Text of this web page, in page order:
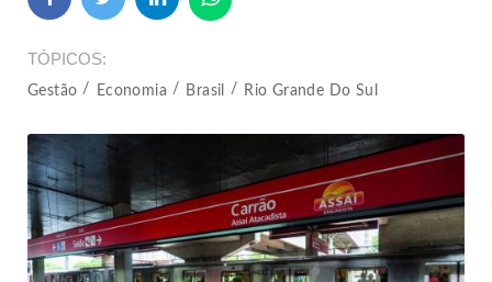
TÓPICOS
Gestão Economia Brasil Rio Grande Do Sul